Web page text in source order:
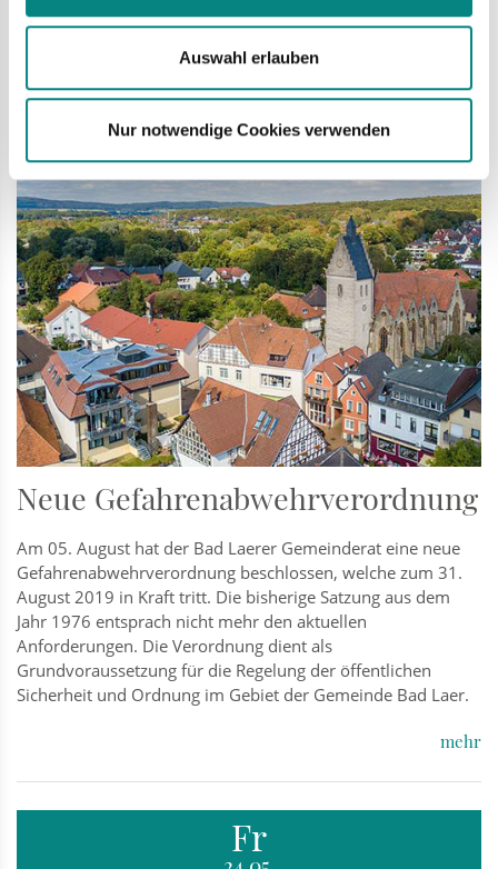
Auswahl erlauben
Nur notwendige Cookies verwenden
Mi
21.08.
Neue Gefahrenabwehrverordnung
Am 05. August hat der Bad Laerer Gemeinderat eine neue
Gefahrenabwehrverordnung beschlossen, welche zum 31.
August 2019 in Kraft tritt. Die bisherige Satzung aus dem
Jahr 1976 entsprach nicht mehr den aktuellen
Anforderungen. Die Verordnung dient als
Grundvoraussetzung für die Regelung der öffentlichen
Sicherheit und Ordnung im Gebiet der Gemeinde Bad Laer.
mehr
Fr